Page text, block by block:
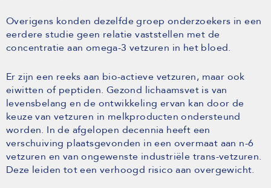
Overigens konden dezelfde groep onderzoekers in een
eerdere studie geen relatie vaststellen met de
concentratie aan omega-3 vetzuren in het bloed.
Er zijn een reeks aan bio-actieve vetzuren, maar ook
eiwitten of peptiden. Gezond lichaamsvet is van
levensbelang en de ontwikkeling ervan kan door de
keuze van vetzuren in melkproducten ondersteund
worden. In de afgelopen decennia heeft een
verschuiving plaatsgevonden in een overmaat aan n-6
vetzuren en van ongewenste industriële trans-vetzuren.
Deze leiden tot een verhoogd risico aan overgewicht.